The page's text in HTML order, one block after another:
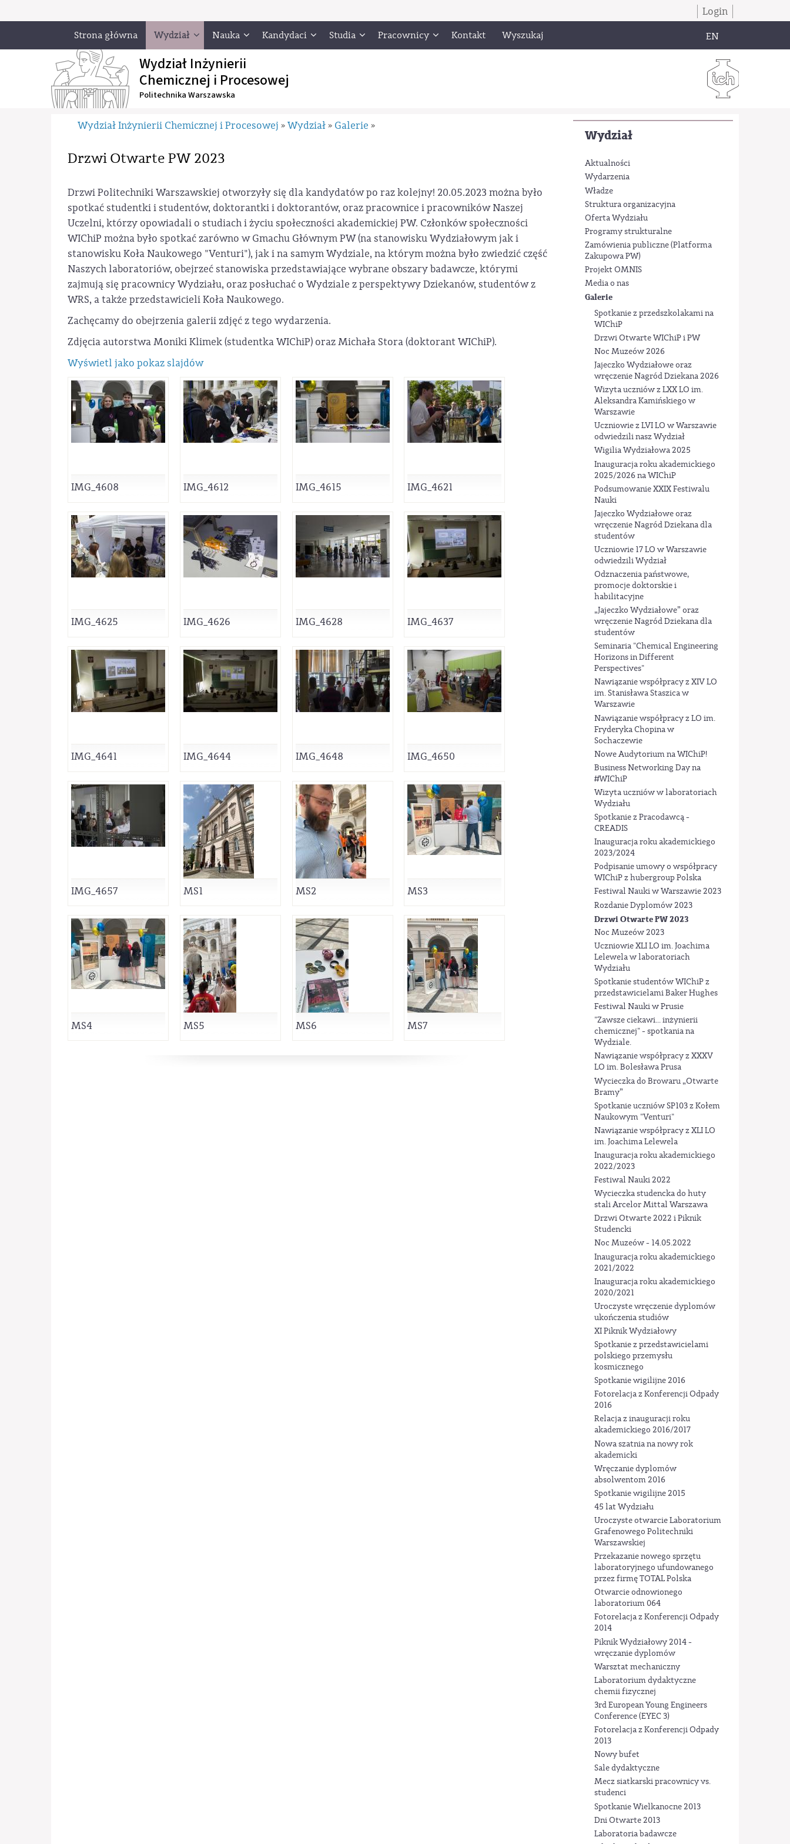
Login
Strona główna Wydział Nauka Kandydaci Studia Pracownicy Kontakt Wyszukaj EN
Wydział Inżynierii
Chemicznej i Procesowej
Politechnika Warszawska
Wydział
Aktualności
Wydarzenia
Władze
Struktura organizacyjna
Oferta Wydziału
Programy strukturalne
Zamówienia publiczne (Platforma
Zakupowa PW)
Projekt OMNIS
Media o nas
Galerie
Spotkanie z przedszkolakami na
WIChiP
Drzwi Otwarte WIChiP i PW
Noc Muzeów 2026
Jajeczko Wydziałowe oraz
wręczenie Nagród Dziekana 2026
Wizyta uczniów z LXX LO im.
Aleksandra Kamińskiego w
Warszawie
Uczniowie z LVI LO w Warszawie
odwiedzili nasz Wydział
Wigilia Wydziałowa 2025
Inauguracja roku akademickiego
2025/2026 na WIChiP
Podsumowanie XXIX Festiwalu
Nauki
Jajeczko Wydziałowe oraz
wręczenie Nagród Dziekana dla
studentów
Uczniowie 17 LO w Warszawie
odwiedzili Wydział
Odznaczenia państwowe,
promocje doktorskie i
habilitacyjne
„Jajeczko Wydziałowe” oraz
wręczenie Nagród Dziekana dla
studentów
Seminaria "Chemical Engineering
Horizons in Different
Perspectives"
Nawiązanie współpracy z XIV LO
im. Stanisława Staszica w
Warszawie
Nawiązanie współpracy z LO im.
Fryderyka Chopina w
Sochaczewie
Nowe Audytorium na WIChiP!
Business Networking Day na
#WIChiP
Wizyta uczniów w laboratoriach
Wydziału
Spotkanie z Pracodawcą -
CREADIS
Inauguracja roku akademickiego
2023/2024
Podpisanie umowy o współpracy
WIChiP z hubergroup Polska
Festiwal Nauki w Warszawie 2023
Rozdanie Dyplomów 2023
Drzwi Otwarte PW 2023
Noc Muzeów 2023
Uczniowie XLI LO im. Joachima
Lelewela w laboratoriach
Wydziału
Spotkanie studentów WIChiP z
przedstawicielami Baker Hughes
Festiwal Nauki w Prusie
"Zawsze ciekawi... inżynierii
chemicznej" - spotkania na
Wydziale.
Nawiązanie współpracy z XXXV
LO im. Bolesława Prusa
Wycieczka do Browaru „Otwarte
Bramy”
Spotkanie uczniów SP103 z Kołem
Naukowym "Venturi"
Nawiązanie współpracy z XLI LO
im. Joachima Lelewela
Inauguracja roku akademickiego
2022/2023
Festiwal Nauki 2022
Wycieczka studencka do huty
stali Arcelor Mittal Warszawa
Drzwi Otwarte 2022 i Piknik
Studencki
Noc Muzeów - 14.05.2022
Inauguracja roku akademickiego
2021/2022
Inauguracja roku akademickiego
2020/2021
Uroczyste wręczenie dyplomów
ukończenia studiów
XI Piknik Wydziałowy
Spotkanie z przedstawicielami
polskiego przemysłu
kosmicznego
Spotkanie wigilijne 2016
Fotorelacja z Konferencji Odpady
2016
Relacja z inauguracji roku
akademickiego 2016/2017
Nowa szatnia na nowy rok
akademicki
Wręczanie dyplomów
absolwentom 2016
Spotkanie wigilijne 2015
45 lat Wydziału
Uroczyste otwarcie Laboratorium
Grafenowego Politechniki
Warszawskiej
Przekazanie nowego sprzętu
laboratoryjnego ufundowanego
przez firmę TOTAL Polska
Otwarcie odnowionego
laboratorium 064
Fotorelacja z Konferencji Odpady
2014
Piknik Wydziałowy 2014 -
wręczanie dyplomów
Warsztat mechaniczny
Laboratorium dydaktyczne
chemii fizycznej
3rd European Young Engineers
Conference (EYEC 3)
Fotorelacja z Konferencji Odpady
2013
Nowy bufet
Sale dydaktyczne
Mecz siatkarski pracownicy vs.
studenci
Spotkanie Wielkanocne 2013
Dni Otwarte 2013
Laboratoria badawcze
Wydział Inżynierii Chemicznej i Procesowej » Wydział » Galerie »
Drzwi Otwarte PW 2023
Drzwi Politechniki Warszawskiej otworzyły się dla kandydatów po raz kolejny! 20.05.2023 można było
spotkać studentki i studentów, doktorantki i doktorantów, oraz pracownice i pracowników Naszej
Uczelni, którzy opowiadali o studiach i życiu społeczności akademickiej PW. Członków społeczności
WIChiP można było spotkać zarówno w Gmachu Głównym PW (na stanowisku Wydziałowym jak i
stanowisku Koła Naukowego "Venturi"), jak i na samym Wydziale, na którym można było zwiedzić część
Naszych laboratoriów, obejrzeć stanowiska przedstawiające wybrane obszary badawcze, którymi
zajmują się pracownicy Wydziału, oraz posłuchać o Wydziale z perspektywy Dziekanów, studentów z
WRS, a także przedstawicieli Koła Naukowego.
Zachęcamy do obejrzenia galerii zdjęć z tego wydarzenia.
Zdjęcia autorstwa Moniki Klimek (studentka WIChiP) oraz Michała Stora (doktorant WIChiP).
Wyświetl jako pokaz slajdów
IMG_4608 IMG_4612 IMG_4615 IMG_4621
IMG_4625 IMG_4626 IMG_4628 IMG_4637
IMG_4641 IMG_4644 IMG_4648 IMG_4650
IMG_4657 MS1 MS2 MS3
MS4 MS5 MS6 MS7